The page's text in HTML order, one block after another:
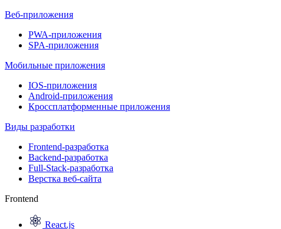
Веб-приложения
PWA-приложения
SPA-приложения
Мобильные приложения
IOS-приложения
Android-приложения
Кроссплатформенные приложения
Виды разработки
Frontend-разработка
Backend-разработка
Full-Stack-разработка
Верстка веб-сайта
Frontend
React.js